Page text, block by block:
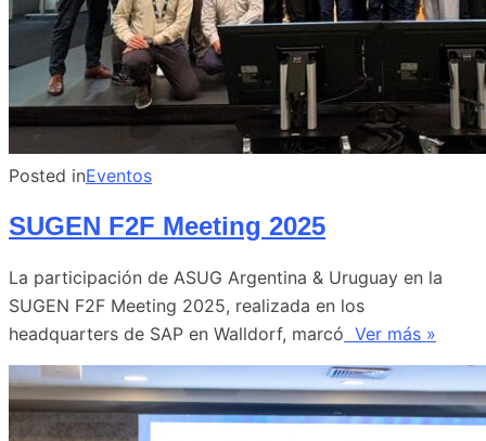
Posted inEventos
SUGEN F2F Meeting 2025
La participación de ASUG Argentina & Uruguay en la
SUGEN F2F Meeting 2025, realizada en los
headquarters de SAP en Walldorf, marcó Ver más »